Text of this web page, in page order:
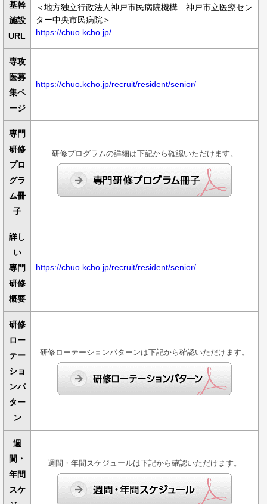
基幹
施設
URL
＜地方独立行政法人神戸市民病院機構 神戸市立医療セン
ター中央市民病院＞
https://chuo.kcho.jp/
専攻
医募
集ペ
ージ
https://chuo.kcho.jp/recruit/resident/senior/
専門
研修
プロ
グラ
ム冊
子
研修プログラムの詳細は下記から確認いただけます。
詳し
い
専門
研修
概要
https://chuo.kcho.jp/recruit/resident/senior/
研修
ロー
テー
ショ
ンパ
ター
ン
研修ローテーションパターンは下記から確認いただけます。
週
間・
年間
スケ
週間・年間スケジュールは下記から確認いただけます。